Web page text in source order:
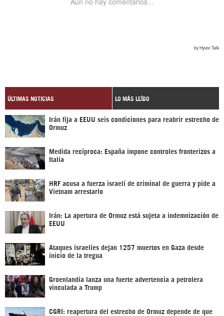
ÚLTIMAS NOTICIAS LO MÁS LEÍDO
Irán fija a EEUU seis condiciones para reabrir estrecho de
Ormuz
Medida recíproca: España impone controles fronterizos a
Italia
HRF acusa a fuerza israelí de criminal de guerra y pide a
Vietnam arrestarlo
Irán: La apertura de Ormuz está sujeta a indemnización de
EEUU
Ataques israelíes dejan 1257 muertos en Gaza desde
inicio de la tregua
Groenlandia lanza una fuerte advertencia a petrolera
vinculada a Trump
CGRI: reapertura del estrecho de Ormuz depende de que